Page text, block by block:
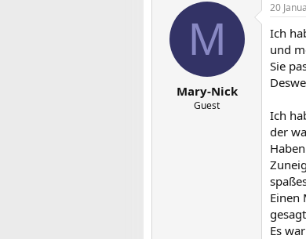
a
M
Mary-Nick
Guest
20
Ich
und
Sie
Ich
der
Einen
Es